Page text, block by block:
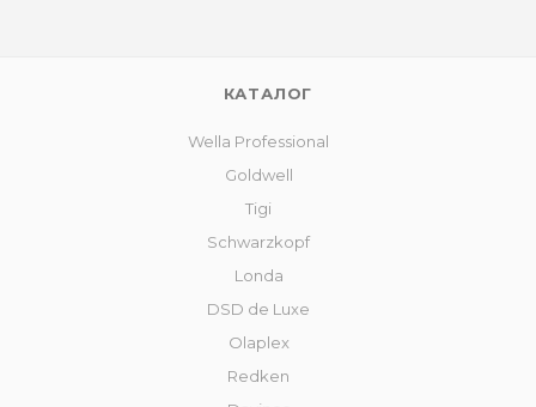
КАТАЛОГ
Wella Professional
Goldwell
Tigi
Schwarzkopf
Londa
DSD de Luxe
Olaplex
Redken